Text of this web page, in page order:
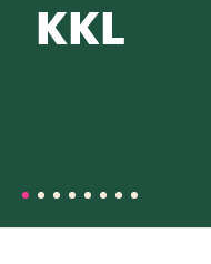
KKL